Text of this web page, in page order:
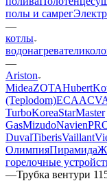
полы и самрег
—
котлы
водонагреватели
—
Ariston
MideaZOTAHubert
(Teplodom)ECAACV
TurboKoreaStarMaster
GasMizudoNavien
DuvalTiberisVaillant
ОлимпияПирамида
горелочные
—Трубка вентури